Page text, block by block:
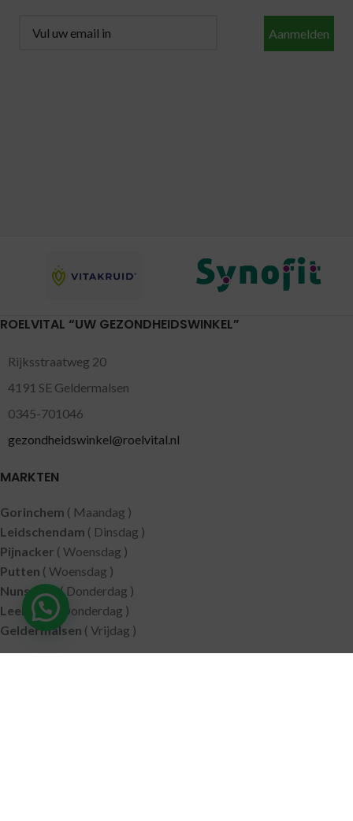
Aanmelden
ROELVITAL “UW GEZONDHEIDSWINKEL”
Rijksstraatweg 20
4191 SE Geldermalsen
0345-701046
gezondheidswinkel@roelvital.nl
MARKTEN
Gorinchem ( Maandag )
Leidschendam ( Dinsdag )
Pijnacker ( Woensdag )
Putten ( Woensdag )
Nunspeet( Donderdag )
Leerdam ( Donderdag )
Geldermalsen ( Vrijdag )